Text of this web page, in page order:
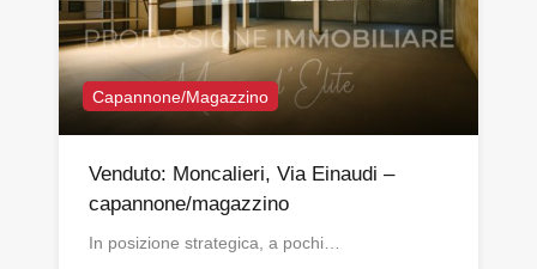
Capannone/Magazzino
Venduto: Moncalieri, Via Einaudi –
capannone/magazzino
In posizione strategica, a pochi…